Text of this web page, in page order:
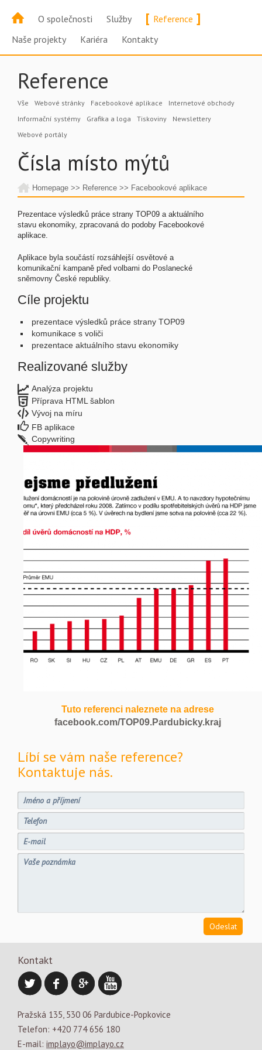
O společnosti Služby [ Reference ]
Naše projekty Kariéra Kontakty
Reference
Vše Webové stránky Facebookové aplikace
Internetové obchody
Informační systémy
Grafika a loga Tiskoviny
Newslettery
Webové portály
Čísla místo mýtů
Homepage >> Reference >> Facebookové aplikace
Prezentace výsledků práce strany TOP09 a aktuálního
stavu ekonomiky, zpracovaná do podoby Facebookové
aplikace.
Aplikace byla součástí rozsáhlejší osvětové a
komunikační kampaně před volbami do Poslanecké
sněmovny České republiky.
Cíle projektu
prezentace výsledků práce strany TOP09
komunikace s voliči
prezentace aktuálního stavu ekonomiky
Realizované služby
Analýza projektu
Příprava HTML šablon
Vývoj na míru
FB aplikace
Copywriting
Tuto referenci naleznete na adrese
facebook.com/TOP09.Pardubicky.kraj
Líbí se vám naše reference?
Kontaktuje nás.
Kontakt
Pražská 135, 530 06 Pardubice-Popkovice
Telefon: +420 774 656 180
E-mail: implayo@implayo.cz